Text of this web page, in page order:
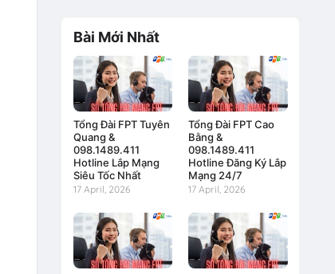
Bài Mới Nhất
Tổng Đài FPT Tuyên
Quang &
098.1489.411
Hotline Lắp Mạng
Siêu Tốc Nhất
17 April, 2026
Tổng Đài FPT Cao
Bằng &
098.1489.411
Hotline Đăng Ký Lắp
Mạng 24/7
17 April, 2026